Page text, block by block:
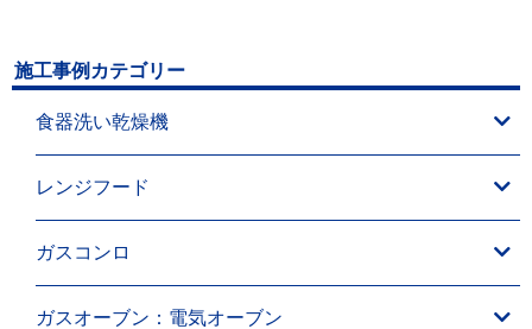
施工事例カテゴリー
食器洗い乾燥機
レンジフード
ガスコンロ
ガスオーブン：電気オーブン